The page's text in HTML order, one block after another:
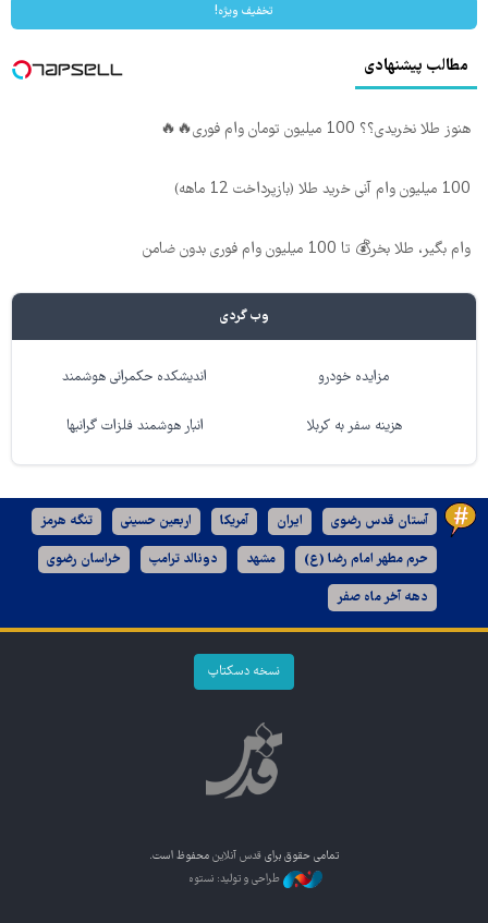
تخفیف ویژه!
مطالب پیشنهادی
هنوز طلا نخریدی؟؟ 100 میلیون تومان وام فوری🔥🔥
100 میلیون وام آنی خرید طلا (بازپرداخت 12 ماهه)
وام بگیر، طلا بخر💰 تا 100 میلیون وام فوری بدون ضامن
وب گردی
مزایده خودرو اندیشکده حکمرانی هوشمند
هزینه سفر به کربلا انبار هوشمند فلزات گرانبها
آستان قدس رضوی ایران آمریکا اربعین حسینی تنگه هرمز
حرم مطهر امام رضا (ع) مشهد دونالد ترامپ خراسان رضوی
دهه آخر ماه صفر
نسخه دسکتاپ
تمامی حقوق برای قدس آنلاین محفوظ است.
طراحی و تولید: نستوه